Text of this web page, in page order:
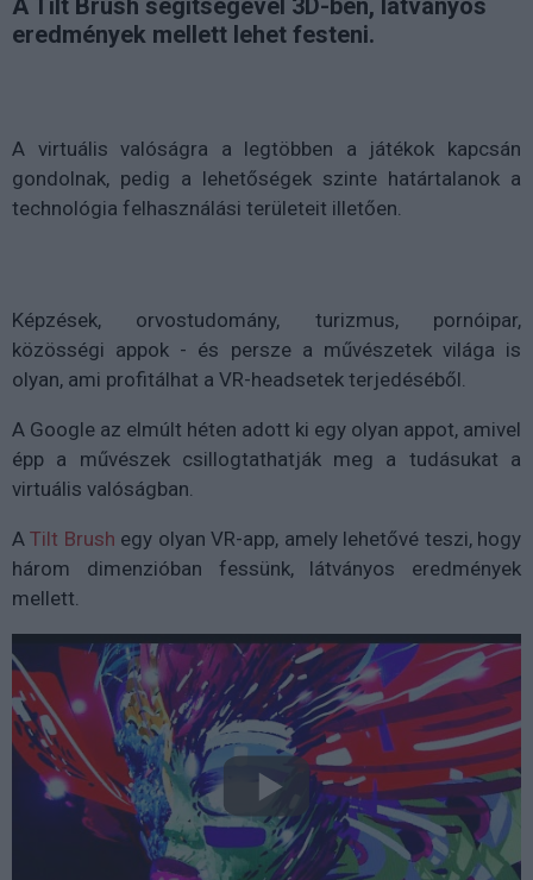
A Tilt Brush segítségével 3D-ben, látványos
eredmények mellett lehet festeni.
A virtuális valóságra a legtöbben a játékok kapcsán
gondolnak, pedig a lehetőségek szinte határtalanok a
technológia felhasználási területeit illetően.
Képzések, orvostudomány, turizmus, pornóipar,
közösségi appok - és persze a művészetek világa is
olyan, ami profitálhat a VR-headsetek terjedéséből.
A Google az elmúlt héten adott ki egy olyan appot, amivel
épp a művészek csillogtathatják meg a tudásukat a
virtuális valóságban.
ATilt Brush egy olyan VR-app, amely lehetővé teszi, hogy
három dimenzióban fessünk, látványos eredmények
mellett.